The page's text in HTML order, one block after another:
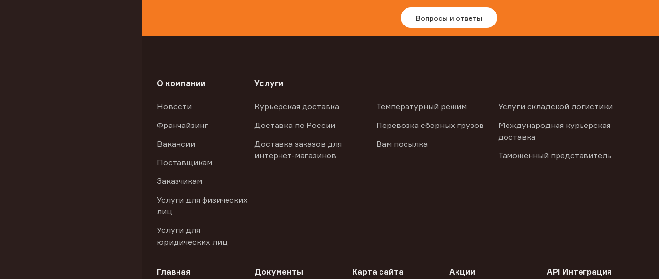
Вопросы и ответы
О компании
Новости
Франчайзинг
Вакансии
Поставщикам
Заказчикам
Услуги для физических
лиц
Услуги для
юридических лиц
Услуги
Курьерская доставка
Доставка по России
Доставка заказов для
интернет-магазинов
Температурный режим
Перевозка сборных грузов
Вам посылка
Услуги складской логистики
Международная курьерская
доставка
Таможенный представитель
Главная Документы Карта сайта Акции API Интеграция